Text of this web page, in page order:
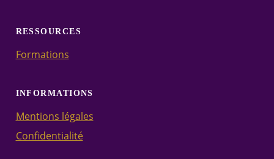
RESSOURCES
Formations
INFORMATIONS
Mentions légales
Confidentialité